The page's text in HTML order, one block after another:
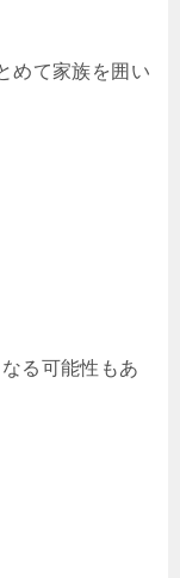
めて家族を囲い
る可能性もあ